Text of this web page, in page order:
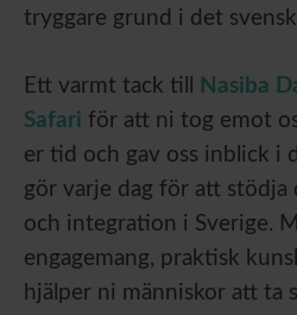
tryggare grund i det
Ett varmt tack till Nasiba
Safari för att ni tog emot
er tid och gav oss inblick i
gör varje dag för att
och integration i Sverige.
engagemang, praktisk
hjälper ni människor att ta